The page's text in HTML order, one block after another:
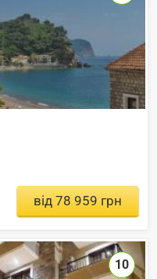
від 78 959 грн
10